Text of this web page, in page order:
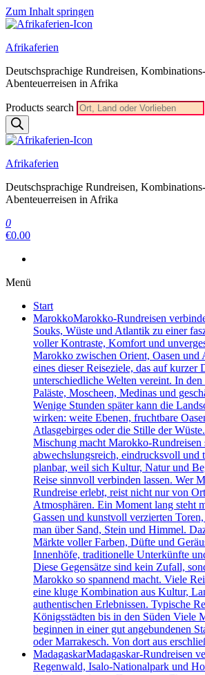
Zum Inhalt springen
Afrikaferien
Deutschsprachige Rundreisen,
Abenteuerreisen in Afrika
Products search
Afrikaferien
Deutschsprachige Rundreisen,
Abenteuerreisen in Afrika
0
€0.00
Menü
Start
MarokkoMarokko-Rundreisen
Souks, Wüste und Atlantik zu einer
voller Kontraste, Komfort und
Marokko zwischen Orient, Oasen
eines dieser Reiseziele, das auf kurzer
unterschiedliche Welten vereint. In den
Paläste, Moscheen, Medinas und
Wenige Stunden später kann die
wirken: weite Ebenen, fruchtbare
Atlasgebirges oder die Stille der
Mischung macht Marokko-Rundreisen
abwechslungsreich, eindrucksvoll und
planbar, weil sich Kultur, Natur und
Reise sinnvoll verbinden lassen. Wer
Rundreise erlebt, reist nicht nur von
Atmosphären. Ein Moment lang steht
Gassen und kunstvoll verzierten
man über Sand, Stein und Himmel.
Märkte voller Farben, Düfte und
Innenhöfe, traditionelle Unterkünfte
Diese Gegensätze sind kein Zufall,
Marokko so spannend macht. Viele
eine kluge Kombination aus Kultur,
authentischen Erlebnissen. Typische
Königsstädten bis in den Süden Viele
beginnen in einer gut angebundenen
oder Marrakesch. Von dort aus
MadagaskarMadagaskar-Rundreisen
Regenwald, Isalo-Nationalpark und